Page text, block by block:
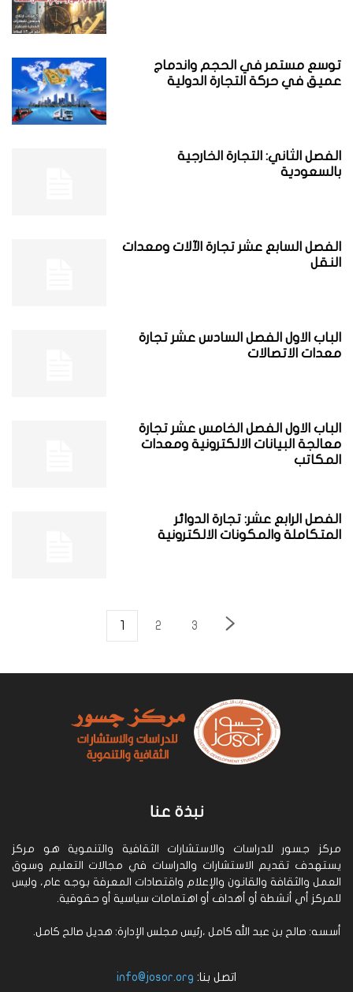
توسع مستمر في الحجم واندماج
عميق في حركة التجارة الدولية
الفصل الثاني: التجارة الخارجية
بالسعودية
الفصل السابع عشر تجارة الآلات ومعدات
النقل
الباب الاول الفصل السادس عشر تجارة
معدات الاتصالات
الباب الاول الفصل الخامس عشر تجارة
معالجة البيانات الالكترونية ومعدات
المكاتب
الفصل الرابع عشر: تجارة الدوائر
المتكاملة والمكونات الالكترونية
1 2 3
نبذة عنا
مركز جسور للدراسات والاستشارات الثقافية والتنموية هو مركز
يستهدف تقديم الاستشارات والدراسات في مجالات التعليم وسوق
العمل والثقافة والقانون والإعلام واقتصادات المعرفة بوجه عام، وليس
للمركز أي أنشطة أو أهداف أو اهتمامات سياسية أو حقوقية.
أسسه: صالح بن عبد الله كامل ،رئيس مجلس الإدارة: هديل صالح كامل.
اتصل بنا: info@josor.org